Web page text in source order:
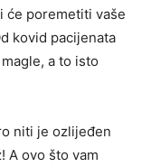
će poremetiti vaše
kovid pacijenata
a to isto
niti je ozlijeđen
A ovo što vam